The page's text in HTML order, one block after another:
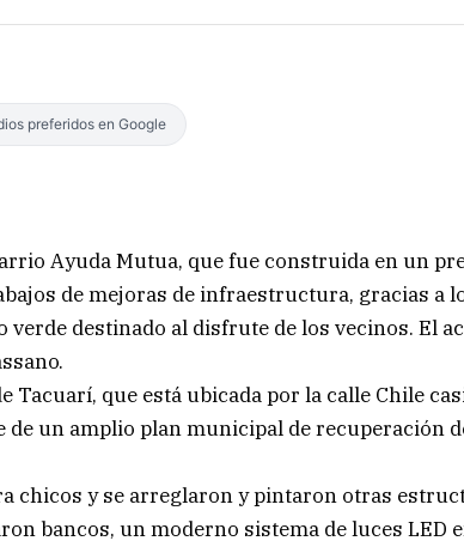
preferidos en Google
Ayuda Mutua, que fue construida en un
de mejoras de infraestructura, gracias a
destinado al disfrute de los vecinos. El
Tacuarí, que está ubicada por la calle Chile
un amplio plan municipal de recuperación
chicos y se arreglaron y pintaron otras
bancos, un moderno sistema de luces LED